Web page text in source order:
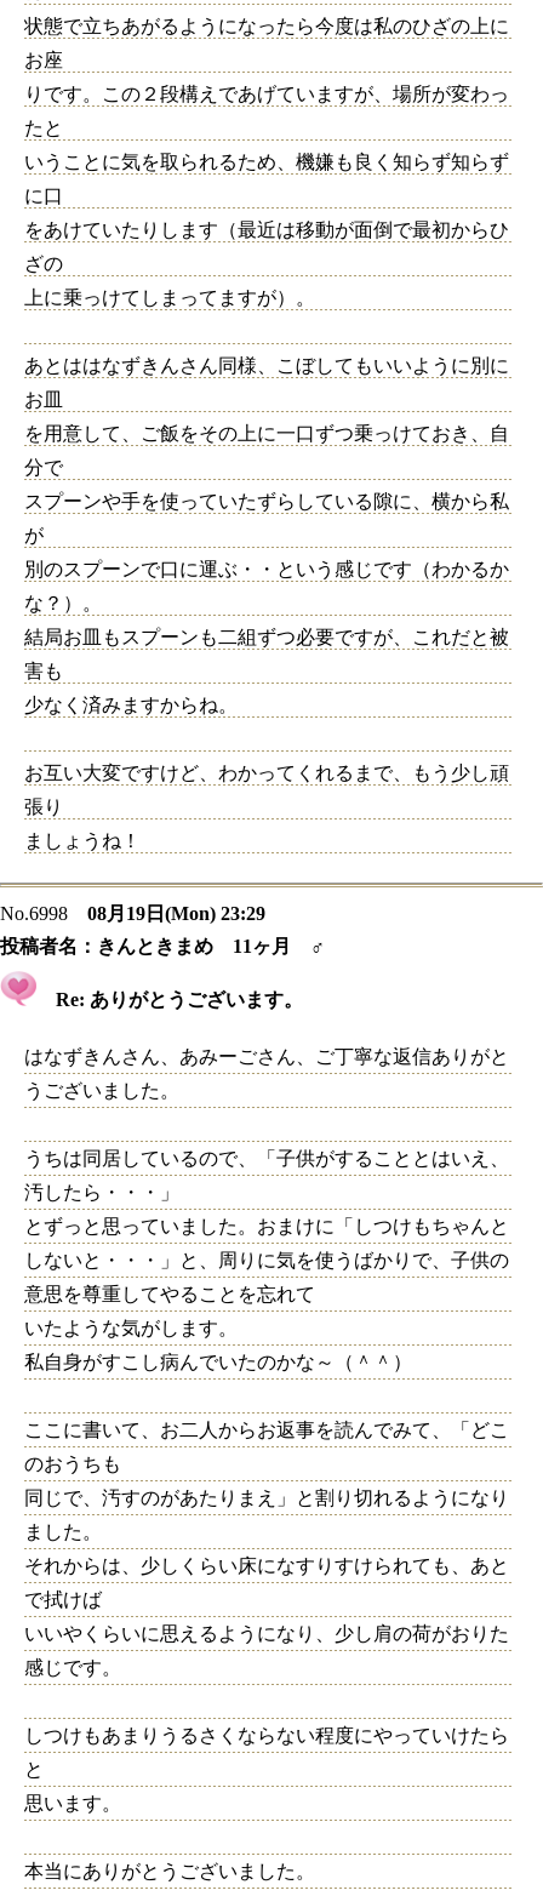
状態で立ちあがるようになったら今度は私のひざの上に
お座
りです。この２段構えであげていますが、場所が変わっ
たと
いうことに気を取られるため、機嫌も良く知らず知らず
に口
をあけていたりします（最近は移動が面倒で最初からひ
ざの
上に乗っけてしまってますが）。
あとははなずきんさん同様、こぼしてもいいように別に
お皿
を用意して、ご飯をその上に一口ずつ乗っけておき、自
分で
スプーンや手を使っていたずらしている隙に、横から私
が
別のスプーンで口に運ぶ・・という感じです（わかるか
な？）。
結局お皿もスプーンも二組ずつ必要ですが、これだと被
害も
少なく済みますからね。
お互い大変ですけど、わかってくれるまで、もう少し頑
張り
ましょうね！
No.6998
08月19日(Mon) 23:29
投稿者名： きんときまめ 11ヶ月 ♂
Re: ありがとうございます。
はなずきんさん、あみーごさん、ご丁寧な返信ありがと
うございました。
うちは同居しているので、「子供がすることとはいえ、
汚したら・・・」
とずっと思っていました。おまけに「しつけもちゃんと
しないと・・・」と、周りに気を使うばかりで、子供の
意思を尊重してやることを忘れて
いたような気がします。
私自身がすこし病んでいたのかな～（＾＾）
ここに書いて、お二人からお返事を読んでみて、「どこ
のおうちも
同じで、汚すのがあたりまえ」と割り切れるようになり
ました。
それからは、少しくらい床になすりすけられても、あと
で拭けば
いいやくらいに思えるようになり、少し肩の荷がおりた
感じです。
しつけもあまりうるさくならない程度にやっていけたら
と
思います。
本当にありがとうございました。